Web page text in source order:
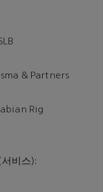
& Partners
Rig
비스):